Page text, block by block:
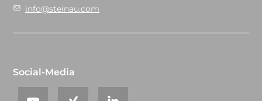
info@steinau.com
Social-Media